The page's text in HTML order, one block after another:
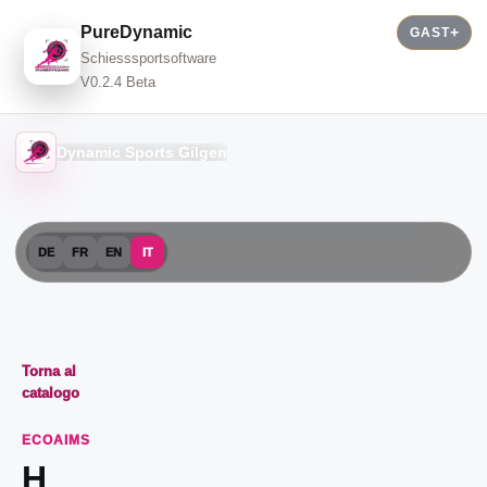
PureDynamic
Schiesssportsoftware
V0.2.4 Beta
GAST
Dynamic Sports Gilgen
DE FR EN IT
Torna al
catalogo
ECOAIMS
H